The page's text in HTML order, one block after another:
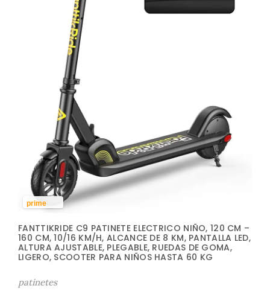
prime
FANTTIKRIDE C9 PATINETE ELECTRICO NIÑO, 120 CM –
160 CM, 10/16 KM/H, ALCANCE DE 8 KM, PANTALLA LED,
ALTURA AJUSTABLE, PLEGABLE, RUEDAS DE GOMA,
LIGERO, SCOOTER PARA NIÑOS HASTA 60 KG
patinetes